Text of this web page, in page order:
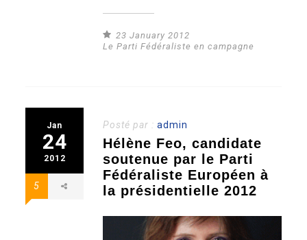
23 January 2012
Le Parti Fédéraliste en campagne
Jan
24
2012
5
Posté par :admin
Hélène Feo, candidate
soutenue par le Parti
Fédéraliste Européen à
la présidentielle 2012